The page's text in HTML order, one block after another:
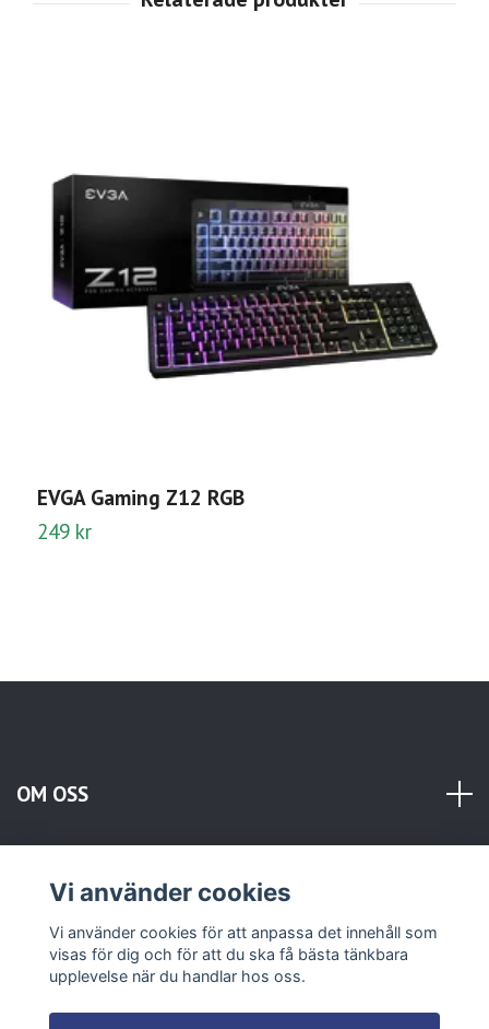
EVGA Gaming Z12 RGB
249 kr
OM OSS
INFORMATION
Vi använder cookies
Vi använder cookies för att anpassa det innehåll som
visas för dig och för att du ska få bästa tänkbara
upplevelse när du handlar hos oss.